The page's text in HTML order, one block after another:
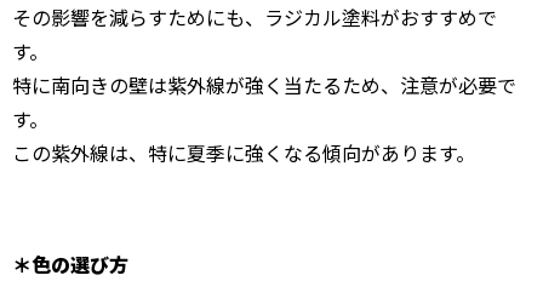
その影響を減らすためにも、ラジカル塗料がおすすめで
す。
特に南向きの壁は紫外線が強く当たるため、注意が必要で
す。
この紫外線は、特に夏季に強くなる傾向があります。
＊色の選び方